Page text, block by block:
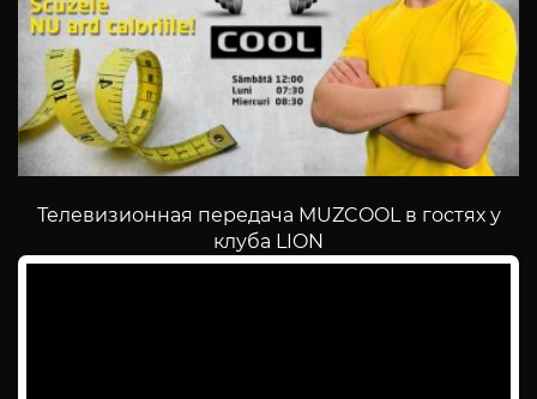
Телевизионная передача MUZCOOL в гостях у
клуба LION